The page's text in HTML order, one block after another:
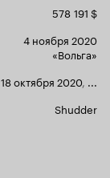
шаги в
хоррор,
внимание к
событием
578 191 $
4 ноября 2020
«Вольга»
18 октября 2020,
Shudder